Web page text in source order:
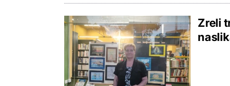
Zreli